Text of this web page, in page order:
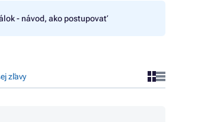
- návod, ako postupovať
zľavy